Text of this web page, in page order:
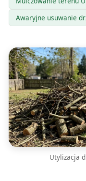
Awaryjne usuwanie
Utylizacja